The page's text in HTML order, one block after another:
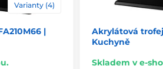
Varianty (4)
|
Akrylátová trofej
Kuchyně
Skladem v e-